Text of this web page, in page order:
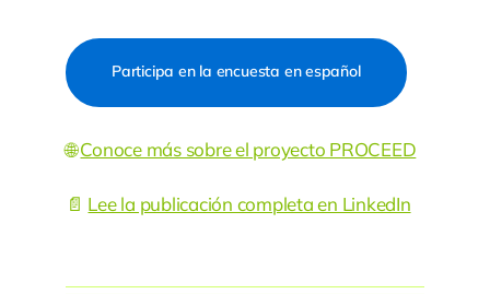
Participa en la encuesta en español
🌐Conoce más sobre el proyecto PROCEED
📄 Lee la publicación completa en LinkedIn